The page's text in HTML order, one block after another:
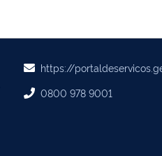
https://
0800 978 9001